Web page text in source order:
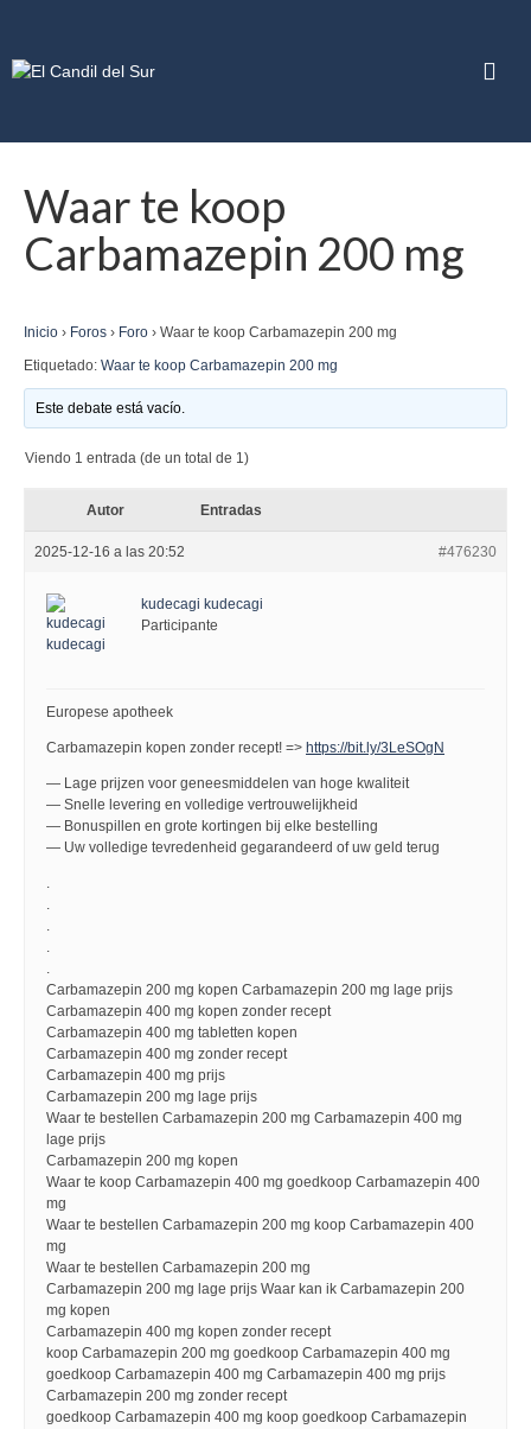
Waar te koop
Carbamazepin 200 mg
Inicio › Foros › Foro › Waar te koop Carbamazepin 200 mg
Etiquetado: Waar te koop Carbamazepin 200 mg
Este debate está vacío.
Viendo 1 entrada (de un total de 1)
Autor Entradas
2025-12-16 a las 20:52 #476230
kudecagi kudecagi
Participante
Europese apotheek
Carbamazepin kopen zonder recept! => https://bit.ly/3LeSOgN
— Lage prijzen voor geneesmiddelen van hoge kwaliteit
— Snelle levering en volledige vertrouwelijkheid
— Bonuspillen en grote kortingen bij elke bestelling
— Uw volledige tevredenheid gegarandeerd of uw geld terug
.
.
.
.
.
Carbamazepin 200 mg kopen Carbamazepin 200 mg lage prijs
Carbamazepin 400 mg kopen zonder recept
Carbamazepin 400 mg tabletten kopen
Carbamazepin 400 mg zonder recept
Carbamazepin 400 mg prijs
Carbamazepin 200 mg lage prijs
Waar te bestellen Carbamazepin 200 mg Carbamazepin 400 mg
lage prijs
Carbamazepin 200 mg kopen
Waar te koop Carbamazepin 400 mg goedkoop Carbamazepin 400
mg
Waar te bestellen Carbamazepin 200 mg koop Carbamazepin 400
mg
Waar te bestellen Carbamazepin 200 mg
Carbamazepin 200 mg lage prijs Waar kan ik Carbamazepin 200
mg kopen
Carbamazepin 400 mg kopen zonder recept
koop Carbamazepin 200 mg goedkoop Carbamazepin 400 mg
goedkoop Carbamazepin 400 mg Carbamazepin 400 mg prijs
Carbamazepin 200 mg zonder recept
goedkoop Carbamazepin 400 mg koop goedkoop Carbamazepin